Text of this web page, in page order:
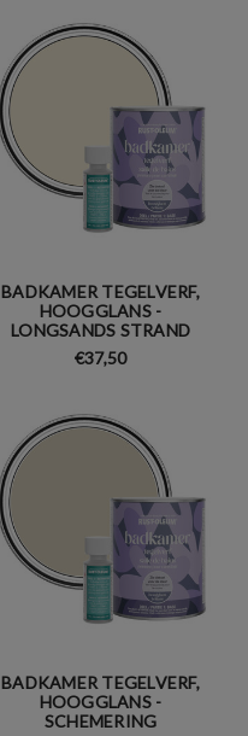
BADKAMER TEGELVERF,
HOOGGLANS -
LONGSANDS STRAND
€37,50
BADKAMER TEGELVERF,
HOOGGLANS -
SCHEMERING